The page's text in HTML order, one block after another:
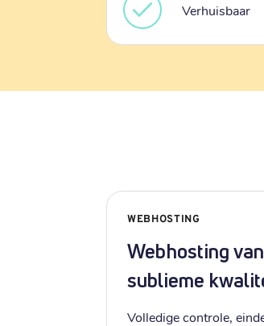
Verhuisbaar
WEBHOSTING
Webhosting van
sublieme
Volledige controle,